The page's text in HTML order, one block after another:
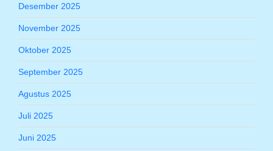
Desember 2025
November 2025
Oktober 2025
September 2025
Agustus 2025
Juli 2025
Juni 2025